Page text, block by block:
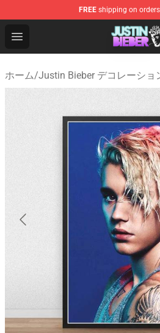
FREE shipping on
Open menu
Justin Bieber Store - Official
ホーム/Justin Bieber デコレーショ